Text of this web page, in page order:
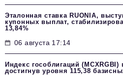
Эталонная ставка RUONIA,
купонных выплат,
13,84%
06 августа 17:14
Индекс гособлигаций (MCXRGBI)
достигнув уровня 115,38